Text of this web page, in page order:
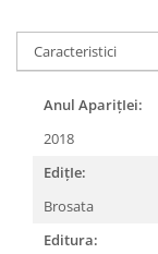
Caracteristici
Anul AparițIei:
2018
EdițIe:
Brosata
Editura: